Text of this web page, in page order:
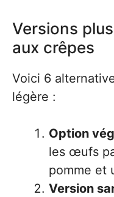
Versions
aux crêpes
Voici 6
légère :
Option
les œufs
pomme et
Version